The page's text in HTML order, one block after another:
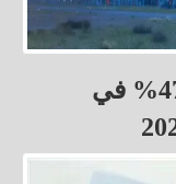
دانة غاز تحقق ارتفاعاً بنسبة 47% في